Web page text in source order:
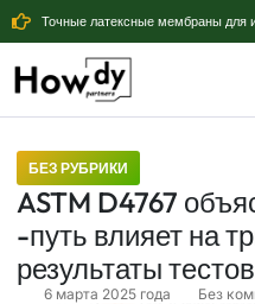
Точные латексные мембраны для
БЕЗ РУБРИКИ
ASTM D4767
-путь влияет на
результаты
6 марта 2025 года Без